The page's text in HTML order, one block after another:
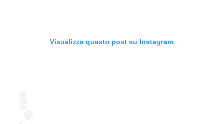
Visualizza questo post su Instagram